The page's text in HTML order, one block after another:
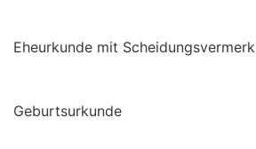
Eheurkunde mit Scheidungsvermerk
Geburtsurkunde